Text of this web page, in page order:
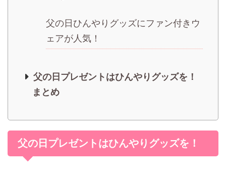
父の日ひんやりグッズにファン付きウ
ェアが人気！
父の日プレゼントはひんやりグッズを！
まとめ
父の日プレゼントはひんやりグッズを！